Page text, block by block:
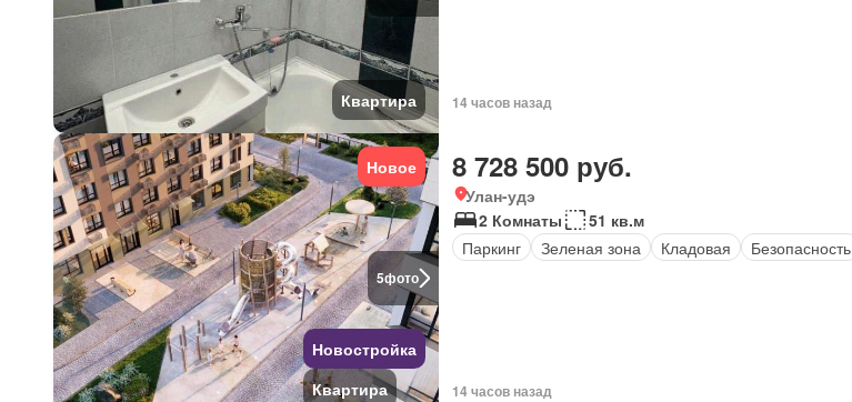
Квартира 14 часов назад
5фото
Новое
Новостройка
Квартира
8 728 500 руб.
Улан-удэ
2 Комнаты
51 кв.м
Паркинг
Зеленая зона Кладовая Безопасность
14 часов назад